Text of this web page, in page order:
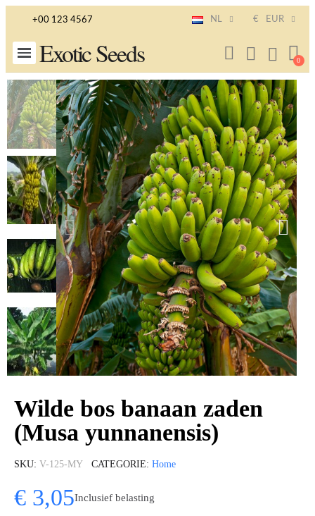
+00 123 4567 NL € EUR
Exotic Seeds
Wilde bos banaan zaden
(Musa yunnanensis)
SKU V-125-MY CATEGORIE Home
€ 3,05Inclusief belasting